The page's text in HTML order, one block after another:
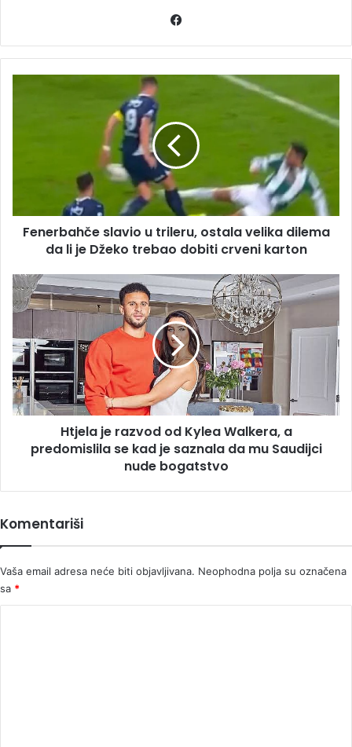
li
dobiti
crveni
karton
Fenerbahče slavio u trileru, ostala velika dilema
da li je Džeko trebao dobiti crveni karton
Htjela
je
razvod
Kylea
Walkera,
a
predomislila
se
mu
nude
bogatstvo
Htjela je razvod od Kylea Walkera, a
predomislila se kad je saznala da mu Saudijci
nude bogatstvo
Komentariši
Vaša email adresa neće biti objavljivana. Neophodna polja su označena
sa *